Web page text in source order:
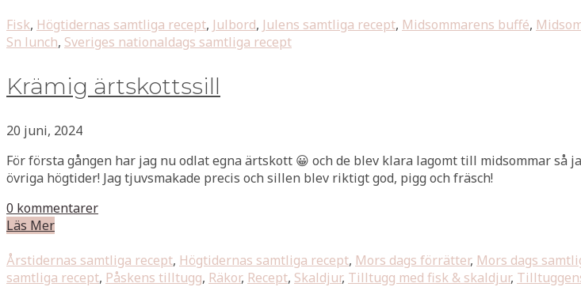
Fisk, Högtidernas samtliga recept, Julbord, Julens samtliga recept, Midsommarens buffé,
Sn lunch, Sveriges nationaldags samtliga recept
Krämig ärtskottssill
20 juni, 2024
För första gången har jag nu odlat egna ärtskott 😀 och de blev klara lagomt till midsommar
övriga högtider! Jag tjuvsmakade precis och sillen blev riktigt god, pigg och fräsch!
0 kommentarer
Läs Mer
Årstidernas samtliga recept, Högtidernas samtliga recept, Mors dags förrätter, Mors dags
samtliga recept, Påskens tilltugg, Räkor, Recept, Skaldjur, Tilltugg med fisk & skaldjur,